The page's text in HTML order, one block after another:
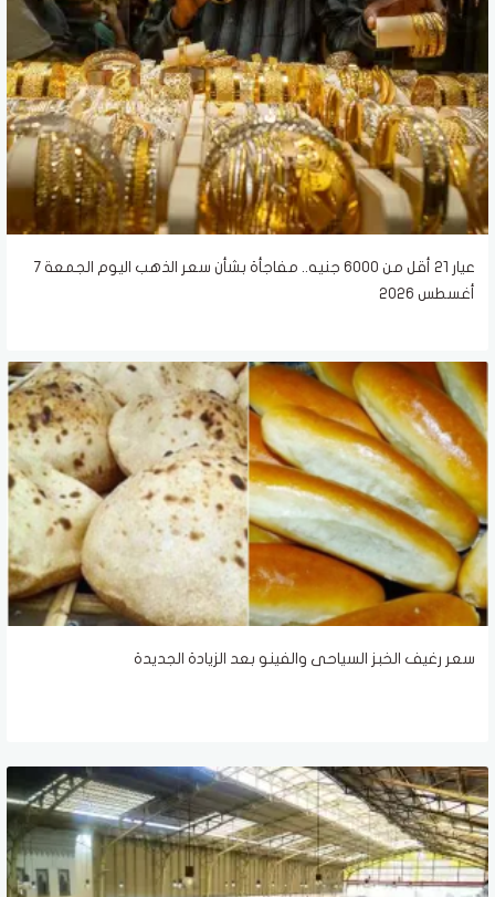
عيار 21 أقل من 6000 جنيه.. مفاجأة بشأن سعر الذهب اليوم الجمعة 7
أغسطس 2026
سعر رغيف الخبز السياحى والفينو بعد الزيادة الجديدة